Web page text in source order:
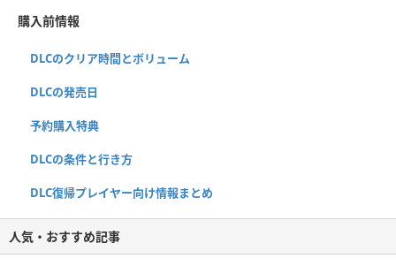
購入前情報
DLCのクリア時間とボリューム
DLCの発売日
予約購入特典
DLCの条件と行き方
DLC復帰プレイヤー向け情報まとめ
人気・おすすめ記事